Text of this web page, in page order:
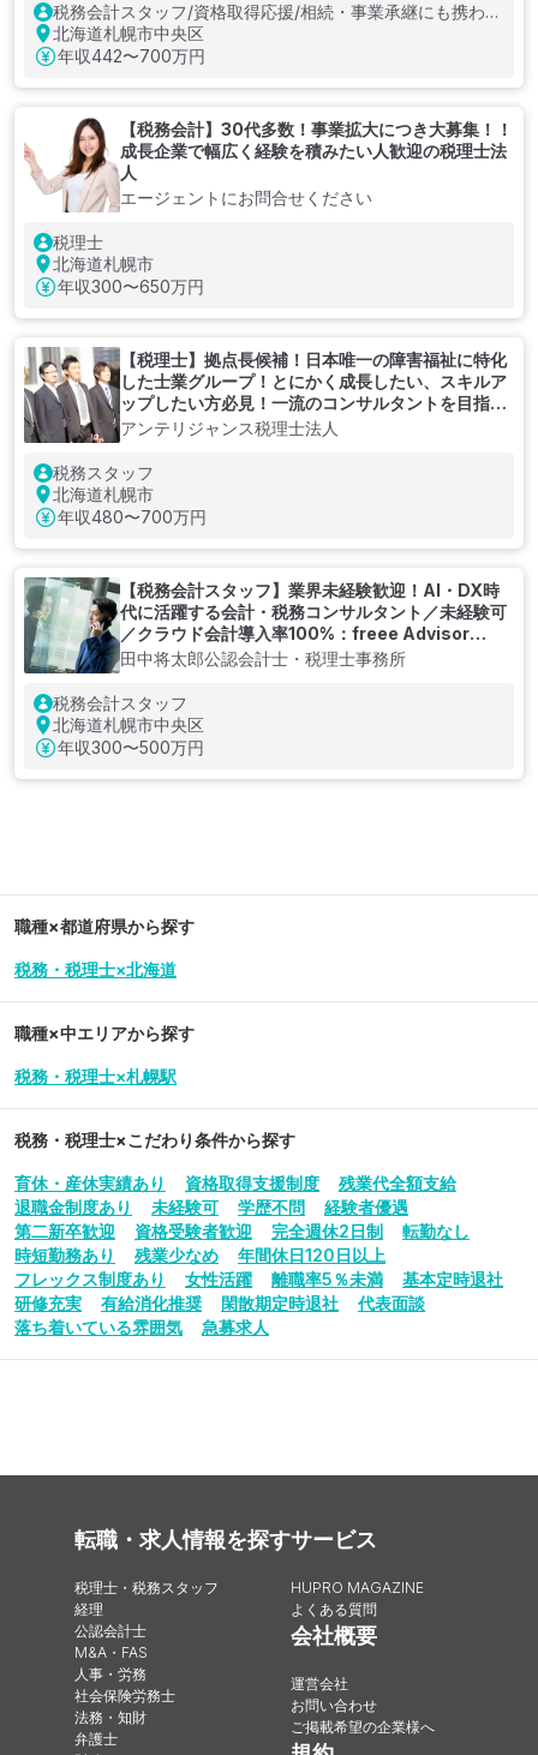
税務会計スタッフ/資格取得応援/相続・事業承継にも携われ
る
北海道札幌市中央区
年収442〜700万円
【税務会計】30代多数！事業拡大につき大募集！！
成長企業で幅広く経験を積みたい人歓迎の税理士法
人
エージェントにお問合せください
税理士
北海道札幌市
年収300〜650万円
【税理士】拠点長候補！日本唯一の障害福祉に特化
した士業グループ！とにかく成長したい、スキルア
ップしたい方必見！一流のコンサルタントを目指せ
る税理士法人
アンテリジャンス税理士法人
税務スタッフ
北海道札幌市
年収480〜700万円
【税務会計スタッフ】業界未経験歓迎！AI・DX時
代に活躍する会計・税務コンサルタント／未経験可
／クラウド会計導入率100%：freee Advisor
Award2023グランプリ事務所／クライアントは20
果主義・若手でも活躍できる税理士事務所
田中将太郎公認会計士・税理士事務所
税務会計スタッフ
北海道札幌市中央区
年収300〜500万円
職種×都道府県から探す
税務・税理士×北海道
職種×中エリアから探す
税務・税理士×札幌駅
税務・税理士×こだわり条件から探す
育休・産休実績あり 資格取得支援制度
残業代全額支給
退職金制度あり
未経験可 学歴不問
経験者優遇
第二新卒歓迎
資格受験者歓迎 完全週休2日制
転勤なし
時短勤務あり
残業少なめ
年間休日120日以上
フレックス制度あり
女性活躍 離職率5％未満
基本定時退社
研修充実
有給消化推奨 閑散期定時退社
代表面談
落ち着いている雰囲気
急募求人
転職・求人情報を探す
税理士・税務スタッフ
経理
公認会計士
M&A・FAS
人事・労務
社会保険労務士
法務・知財
弁護士
サービス
HUPRO MAGAZINE
よくある質問
会社概要
運営会社
お問い合わせ
ご掲載希望の企業様へ